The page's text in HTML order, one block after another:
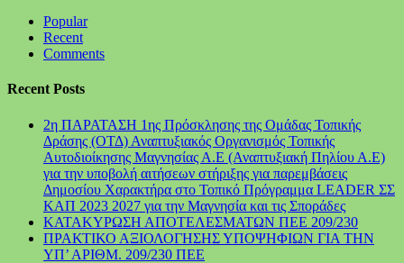
Popular
Recent
Comments
Recent Posts
2η ΠΑΡΑΤΑΣΗ 1ης Πρόσκλησης της Ομάδας Τοπικής
Δράσης (ΟΤΔ) Αναπτυξιακός Οργανισμός Τοπικής
Αυτοδιοίκησης Μαγνησίας Α.Ε (Αναπτυξιακή Πηλίου Α.Ε)
για την υποβολή αιτήσεων στήριξης για παρεμβάσεις
Δημοσίου Χαρακτήρα στο Τοπικό Πρόγραμμα LEADER ΣΣ
ΚΑΠ 2023 2027 για την Μαγνησία και τις Σποράδες
ΚΑΤΑΚΥΡΩΣΗ ΑΠΟΤΕΛΕΣΜΑΤΩΝ ΠΕΕ 209/230
ΠΡΑΚΤΙΚΟ ΑΞΙΟΛΟΓΗΣΗΣ ΥΠΟΨΗΦΙΩΝ ΓΙΑ ΤΗΝ
ΥΠ’ ΑΡΙΘΜ. 209/230 ΠΕΕ